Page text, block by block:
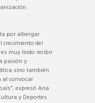
por albergar
crecimiento del
muy lindo recibir
pasión y
sino también
convocar
expresó Ana
y Deportes